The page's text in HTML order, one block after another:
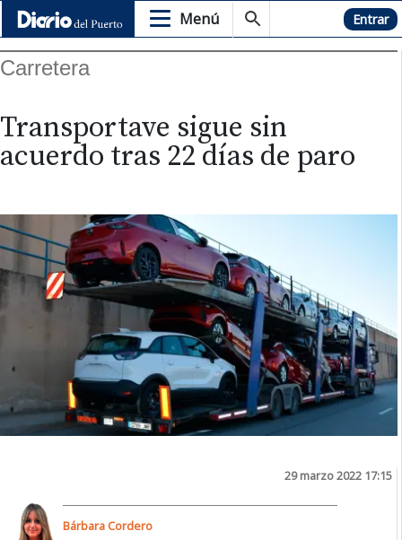
Menú Hemeroteca Entrar
Carretera
Transportave sigue sin
acuerdo tras 22 días de paro
29 marzo 2022 17:15
Bárbara Cordero